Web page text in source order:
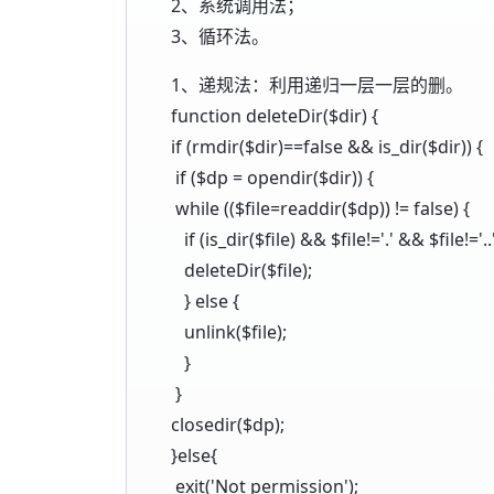
2、系统调用法；
3、循环法。
1、递规法：利用递归一层一层的删。
function deleteDir($dir) {
if (rmdir($dir)==false && is_dir($dir)) {
if ($dp = opendir($dir)) {
while (($file=readdir($dp)) != false) {
if (is_dir($file) && $file!='.' &&
deleteDir($file);
} else {
unlink($file);
}
}
closedir($dp);
}else{
exit('Not permission');